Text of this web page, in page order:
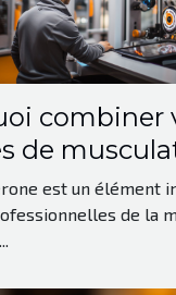
combiner
de
Testo-max
est un élément
de la